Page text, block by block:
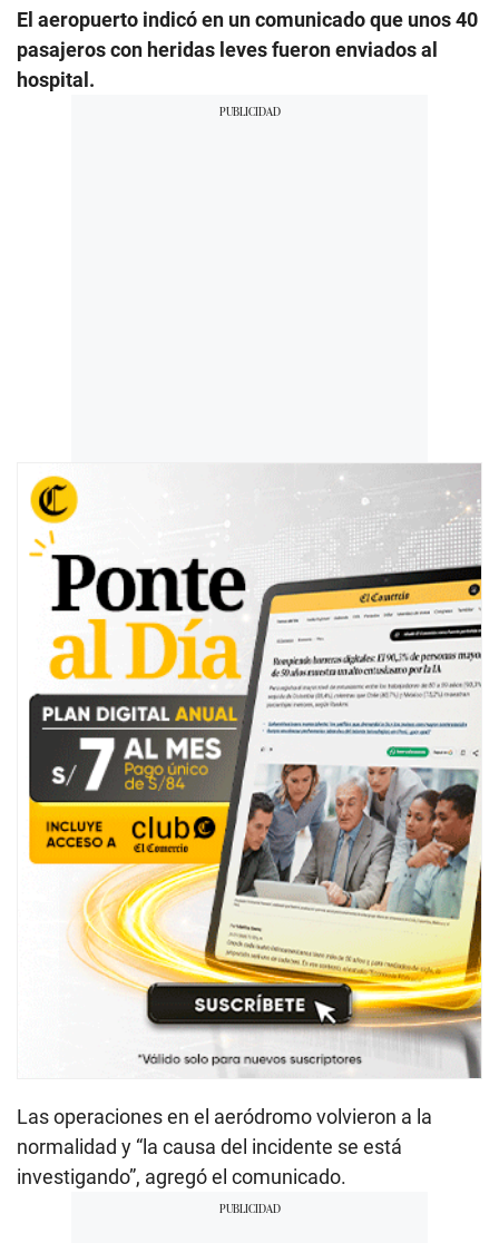
El aeropuerto indicó en un comunicado que unos 40
pasajeros con heridas leves fueron enviados al
hospital.
Las operaciones en el aeródromo volvieron a la
normalidad y “la causa del incidente se está
investigando”, agregó el comunicado.